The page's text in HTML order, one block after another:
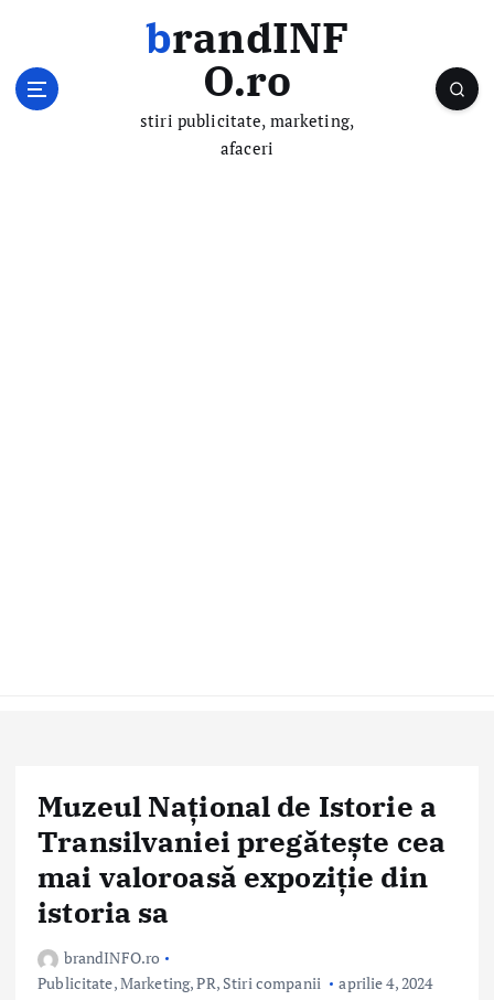
brandINF
O.ro
stiri publicitate, marketing,
afaceri
Muzeul Național de Istorie a
Transilvaniei pregătește cea
mai valoroasă expoziție din
istoria sa
brandINFO.ro
Publicitate, Marketing, PR, Stiri companii aprilie 4, 2024